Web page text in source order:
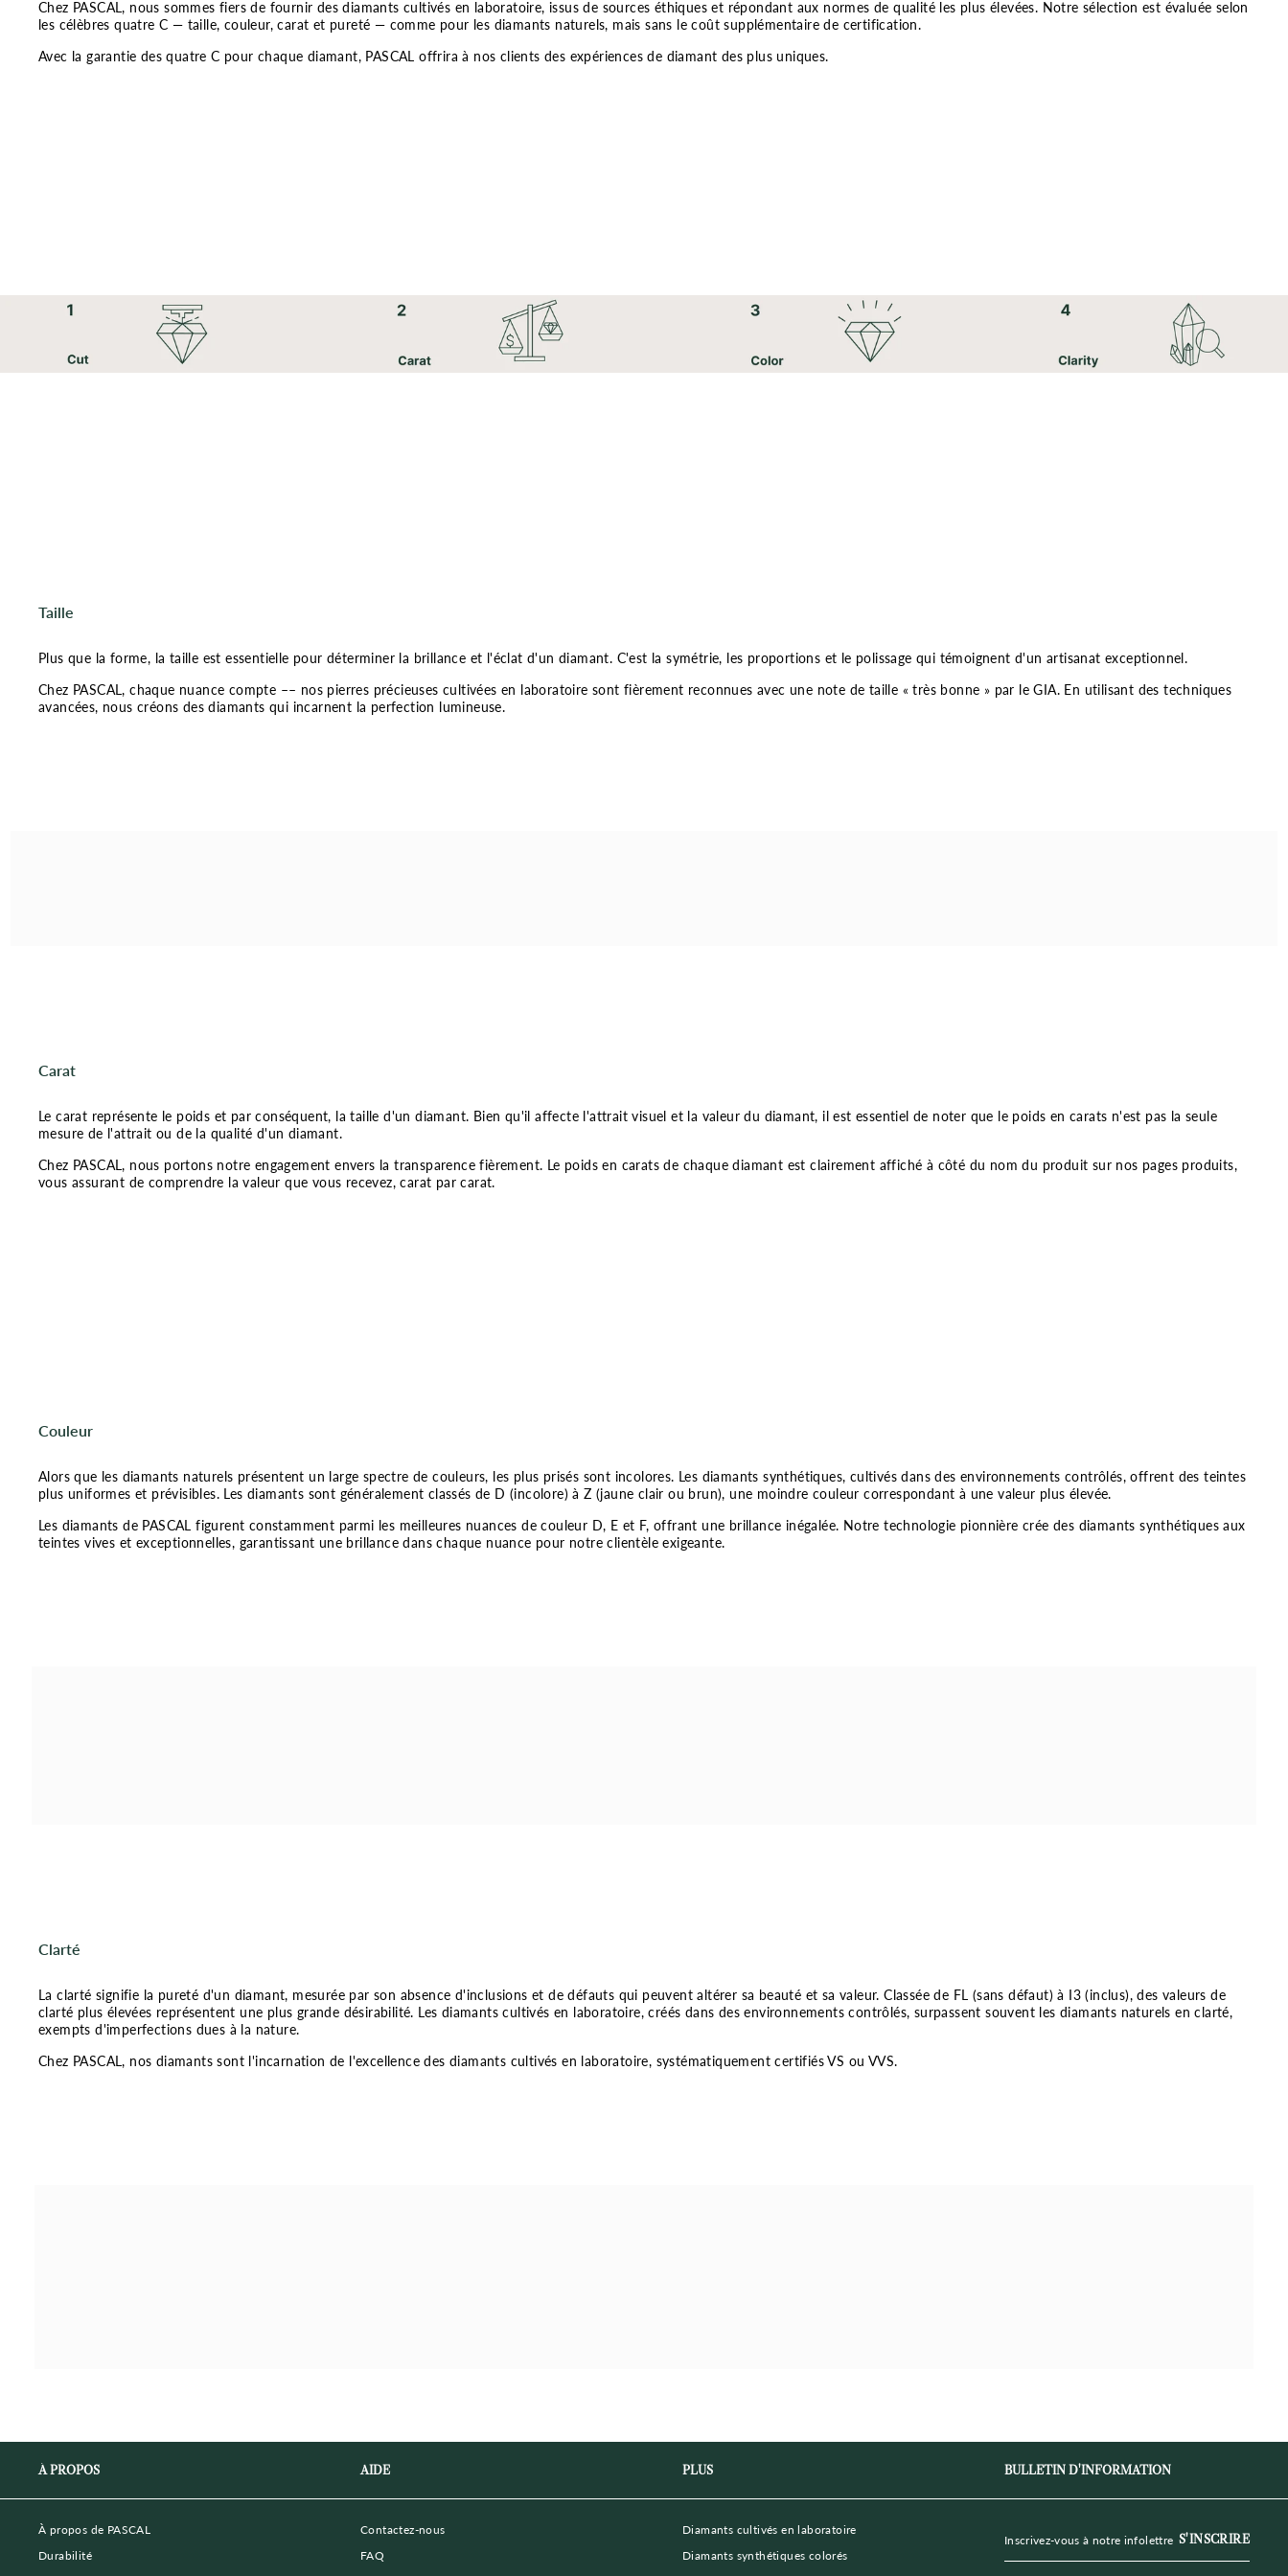
Chez PASCAL, nous sommes fiers de fournir des diamants cultivés en laboratoire, issus de sources éthiques et répondant aux normes de qualité les plus élevées. Notre sélection est évaluée selon
les célèbres quatre C — taille, couleur, carat et pureté — comme pour les diamants naturels, mais sans le coût supplémentaire de certification.
Avec la garantie des quatre C pour chaque diamant, PASCAL offrira à nos clients des expériences de diamant des plus uniques.
Taille
Plus que la forme, la taille est essentielle pour déterminer la brillance et l'éclat d'un diamant. C'est la symétrie, les proportions et le polissage qui témoignent d'un artisanat exceptionnel.
Chez PASCAL, chaque nuance compte –– nos pierres précieuses cultivées en laboratoire sont fièrement reconnues avec une note de taille « très bonne » par le GIA. En utilisant des techniques
avancées, nous créons des diamants qui incarnent la perfection lumineuse.
Carat
Le carat représente le poids et par conséquent, la taille d'un diamant. Bien qu'il affecte l'attrait visuel et la valeur du diamant, il est essentiel de noter que le poids en carats n'est pas la seule
mesure de l'attrait ou de la qualité d'un diamant.
Chez PASCAL, nous portons notre engagement envers la transparence fièrement. Le poids en carats de chaque diamant est clairement affiché à côté du nom du produit sur nos pages produits,
vous assurant de comprendre la valeur que vous recevez, carat par carat.
Couleur
Alors que les diamants naturels présentent un large spectre de couleurs, les plus prisés sont incolores. Les diamants synthétiques, cultivés dans des environnements contrôlés, offrent des teintes
plus uniformes et prévisibles. Les diamants sont généralement classés de D (incolore) à Z (jaune clair ou brun), une moindre couleur correspondant à une valeur plus élevée.
Les diamants de PASCAL figurent constamment parmi les meilleures nuances de couleur D, E et F, offrant une brillance inégalée. Notre technologie pionnière crée des diamants synthétiques aux
teintes vives et exceptionnelles, garantissant une brillance dans chaque nuance pour notre clientèle exigeante.
Clarté
La clarté signifie la pureté d'un diamant, mesurée par son absence d'inclusions et de défauts qui peuvent altérer sa beauté et sa valeur. Classée de FL (sans défaut) à I3 (inclus), des valeurs de
clarté plus élevées représentent une plus grande désirabilité. Les diamants cultivés en laboratoire, créés dans des environnements contrôlés, surpassent souvent les diamants naturels en clarté,
exempts d'imperfections dues à la nature.
Chez PASCAL, nos diamants sont l'incarnation de l'excellence des diamants cultivés en laboratoire, systématiquement certifiés VS ou VVS.
À PROPOS
À propos de PASCAL
Durabilité
AIDE
Contactez-nous
FAQ
PLUS
Diamants cultivés en laboratoire
Diamants synthétiques colorés
BULLETIN D'INFORMATION
vous
S'INSCRIRE